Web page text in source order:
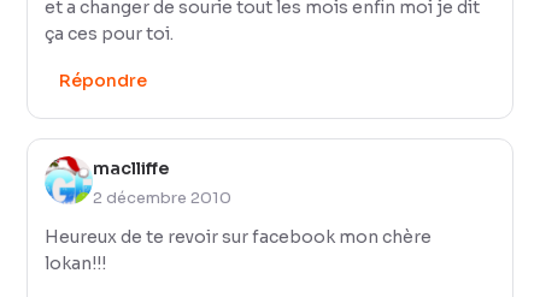
et a changer de sourie tout les mois enfin moi je dit
ça ces pour toi.
Répondre
maclliffe
2 décembre 2010
Heureux de te revoir sur facebook mon chère
lokan!!!